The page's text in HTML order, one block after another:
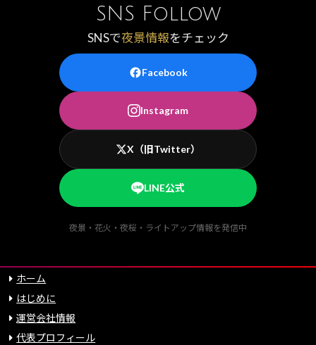
SNS Follow
SNSで夜景情報をチェック
Facebook
Instagram
X（旧Twitter）
LINE公式
夜景・花火・夜桜・ライトアップ情報を発信中
ホーム
はじめに
運営会社情報
代表プロフィール